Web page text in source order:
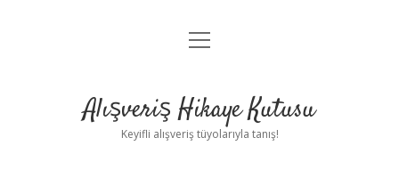
Anasayfa
Yasal Uyarı
menüyü
Alışveriş Hikaye Kutusu
Keyifli alışveriş tüyolarıyla tanış!